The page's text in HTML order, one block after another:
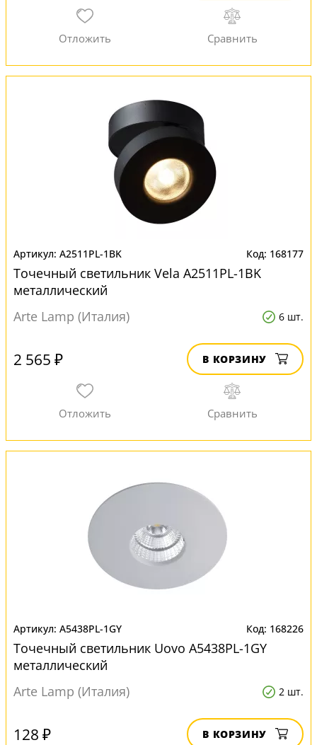
A2511PL-1BK 168177
Точечный светильник Vela A2511PL-1BK
металлический
Arte Lamp (Италия)
6 шт.
2 565 ₽ В КОРЗИНУ
A5438PL-1GY 168226
Точечный светильник Uovo A5438PL-1GY
металлический
Arte Lamp (Италия)
2 шт.
128 ₽ В КОРЗИНУ